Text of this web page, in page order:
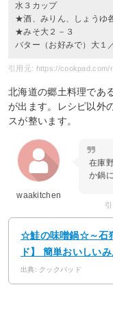
水３カップ
★酒、みりん、しょうゆ
★みそ大２－３
バター（お好みで）大１
引用元: https://cookpad.com/
北海道の郷土料理であ
が出ます。レシピ以外
スが整います。
waakitchen
在庫
か鍋
☆鮭の味噌鍋☆～石
ド】 簡単おいしい
出典: クックパッド